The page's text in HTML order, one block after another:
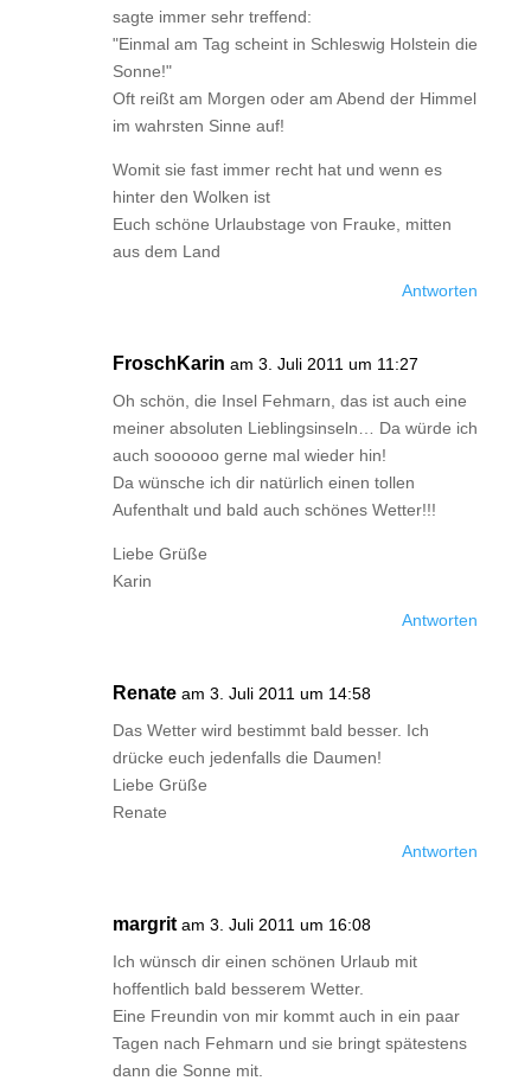
sagte immer sehr treffend:
"Einmal am Tag scheint in Schleswig Holstein die
Sonne!"
Oft reißt am Morgen oder am Abend der Himmel
im wahrsten Sinne auf!
Womit sie fast immer recht hat und wenn es
hinter den Wolken ist
Euch schöne Urlaubstage von Frauke, mitten
aus dem Land
Antworten
FroschKarin am 3. Juli 2011 um 11:27
Oh schön, die Insel Fehmarn, das ist auch eine
meiner absoluten Lieblingsinseln… Da würde ich
auch soooooo gerne mal wieder hin!
Da wünsche ich dir natürlich einen tollen
Aufenthalt und bald auch schönes Wetter!!!
Liebe Grüße
Karin
Antworten
Renate am 3. Juli 2011 um 14:58
Das Wetter wird bestimmt bald besser. Ich
drücke euch jedenfalls die Daumen!
Liebe Grüße
Renate
Antworten
margrit am 3. Juli 2011 um 16:08
Ich wünsch dir einen schönen Urlaub mit
hoffentlich bald besserem Wetter.
Eine Freundin von mir kommt auch in ein paar
Tagen nach Fehmarn und sie bringt spätestens
dann die Sonne mit.